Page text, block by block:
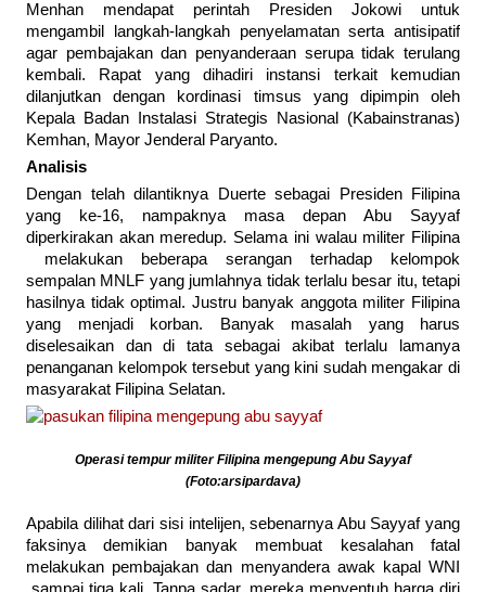
Menhan mendapat perintah Presiden Jokowi untuk
mengambil langkah-langkah penyelamatan serta antisipatif
agar pembajakan dan penyanderaan serupa tidak terulang
kembali. Rapat yang dihadiri instansi terkait kemudian
dilanjutkan dengan kordinasi timsus yang dipimpin oleh
Kepala Badan Instalasi Strategis Nasional (Kabainstranas)
Kemhan, Mayor Jenderal Paryanto.
Analisis
Dengan telah dilantiknya Duerte sebagai Presiden Filipina
yang ke-16, nampaknya masa depan Abu Sayyaf
diperkirakan akan meredup. Selama ini walau militer Filipina
melakukan beberapa serangan terhadap kelompok
sempalan MNLF yang jumlahnya tidak terlalu besar itu, tetapi
hasilnya tidak optimal. Justru banyak anggota militer Filipina
yang menjadi korban. Banyak masalah yang harus
diselesaikan dan di tata sebagai akibat terlalu lamanya
penanganan kelompok tersebut yang kini sudah mengakar di
masyarakat Filipina Selatan.
Operasi tempur militer Filipina mengepung Abu Sayyaf
(Foto:arsipardava)
Apabila dilihat dari sisi intelijen, sebenarnya Abu Sayyaf yang
faksinya demikian banyak membuat kesalahan fatal
melakukan pembajakan dan menyandera awak kapal WNI